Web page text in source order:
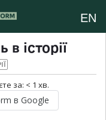
EN
історії
за: < 1 хв.
в Google